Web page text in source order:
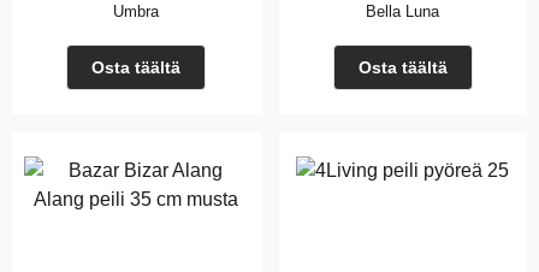
Umbra
Osta täältä
Bella Luna
Osta täältä